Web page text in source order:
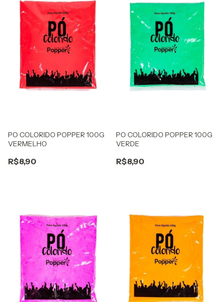
PO COLORIDO POPPER 100G
VERMELHO
R$8,90
PO COLORIDO POPPER 100G
VERDE
R$8,90